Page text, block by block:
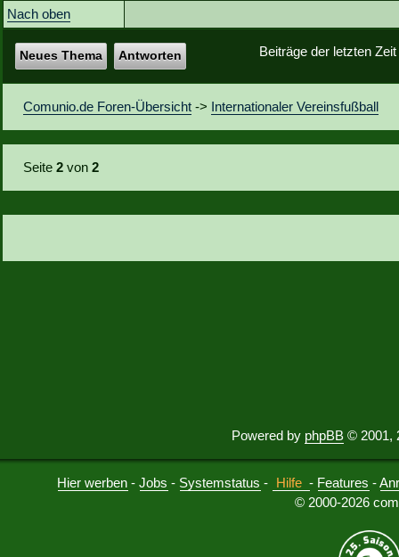
Nach oben
Beiträge der letzten
Neues Thema Antworten
Comunio.de Foren-Übersicht -> Internationaler Vereinsfußball
Seite2 von2
Powered by phpBB © 2001,
Hier werben -Jobs - Systemstatus - Hilfe - Features -
© 2000-2026